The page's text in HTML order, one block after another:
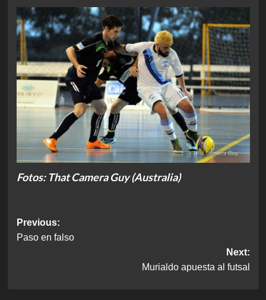
Fotos: That Camera Guy (Australia)
Post
navigation
Previous:
Paso en falso
Next:
Murialdo apuesta al futsal